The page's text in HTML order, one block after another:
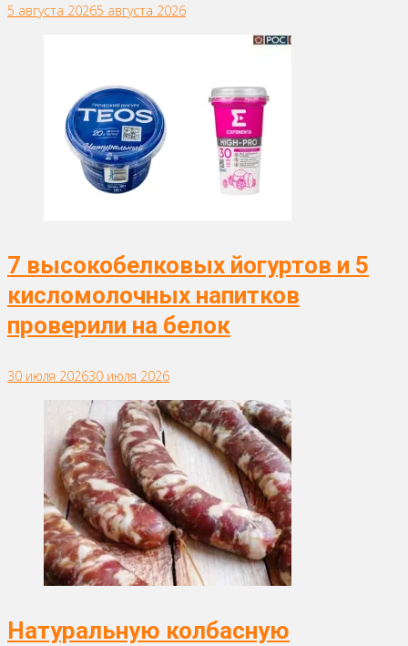
5 августа 20265 августа 2026
7 высокобелковых йогуртов и 5
кисломолочных напитков
проверили на белок
30 июля 202630 июля 2026
Натуральную колбасную